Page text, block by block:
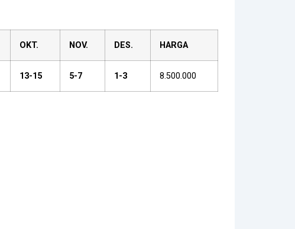
OKT. NOV. DES. HARGA
13-15 5-7 1-3 8.500.000